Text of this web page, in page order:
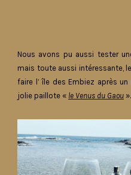
Nous avons pu aussi tester
mais toute aussi intéressante,
faire l’ île des Embiez après
jolie paillote « le Venus du Gaou».